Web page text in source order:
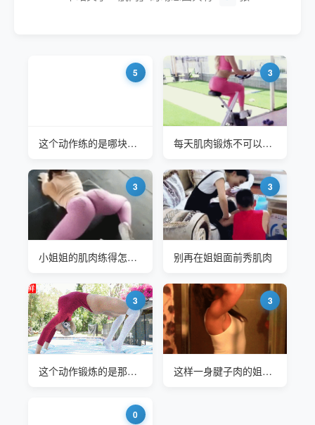
5
这个动作练的是哪块肌肉
3
每天肌肉锻炼不可以少#布丽·布瑞柯丝(Bree Brooks)
3
小姐姐的肌肉练得怎么样
3
别再在姐姐面前秀肌肉
3
这个动作锻炼的是那个部分肌肉
3
这样一身腱子肉的姐姐你们喜欢吗#艾丽克西斯·雷恩 (Alexis Rain)
0